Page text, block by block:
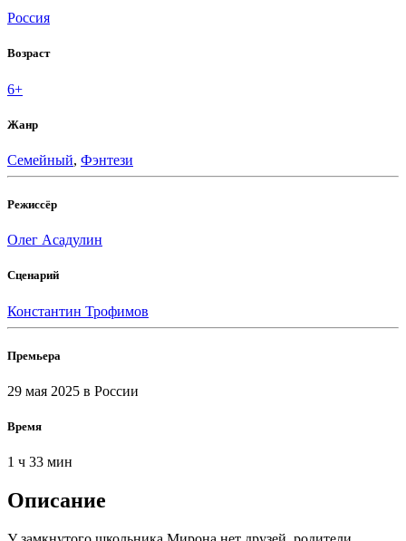
Россия
Возраст
6+
Жанр
Семейный, Фэнтези
Режиссёр
Олег Асадулин
Сценарий
Константин Трофимов
Премьера
29 мая 2025 в России
Время
1 ч 33 мин
Описание